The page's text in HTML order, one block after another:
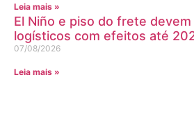
Leia mais »
El Niño e piso do frete
logísticos com efeitos até
07/08/2026
Leia mais »